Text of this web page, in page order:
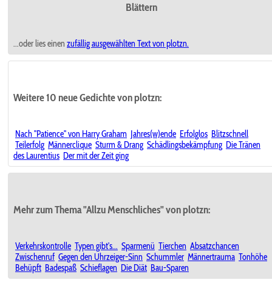
Blättern
...oder lies einen zufällig ausgewählten Text von plotzn.
Weitere 10 neue Gedichte von plotzn:
Nach "Patience" von Harry Graham Jahres(w)ende Erfolglos Blitzschnell
Teilerfolg Männerclique Sturm & Drang Schädlingsbekämpfung Die Tränen
des Laurentius Der mit der Zeit ging
Mehr zum Thema "Allzu Menschliches" von plotzn:
Verkehrskontrolle Typen gibt's... Sparmenü Tierchen Absatzchancen
Zwischenruf Gegen den Uhrzeiger-Sinn Schummler Männertrauma Tonhöhe
Behüpft Badespaß Schieflagen Die Diät Bau-Sparen